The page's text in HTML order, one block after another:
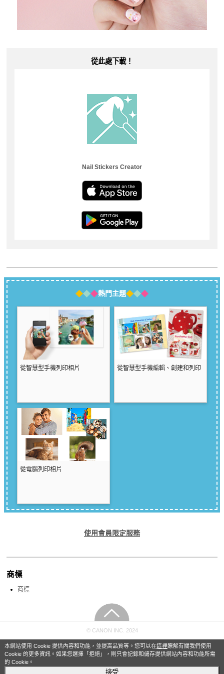
本網站使用 Cookie 提供內容和功能，並提高品質等。您可以在這裡瞭解有關我們使用
Cookie 的更多資訊。如果您選擇「拒絕」，則只會記錄和儲存提供網站內容和功能所需
的 Cookie。
接受
從此處下載！
Nail Stickers Creator
熱門主題
從智慧型手機列印相片 從智慧型手機編輯、創建和列印
從電腦列印相片
使用會員限定服務
商標
商標
© CANON INC. 2024